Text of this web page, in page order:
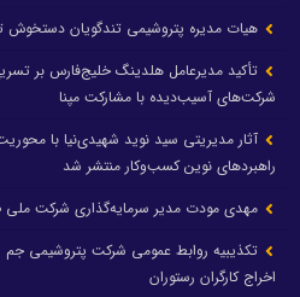
هیات مدیره پتروشیمی تندگویان دستخوش
تأکید مدیرعامل هلدینگ خلیج‌فارس بر
شرکت‌های آسیب‌دیده با مشارکت مپنا
آثار مدیریتی سید نوید شهیدی‌نیا با
راهبردهای نوین کسب‌وکار منتشر شد
مهدی مودت مدیر سرمایه‌گذاری شرکت ملی
تکذیبیه روابط عمومی شرکت پتروشیمی جم
اخراج کارگران رستوران